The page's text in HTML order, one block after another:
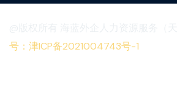
号：津ICP备2021004743号-1